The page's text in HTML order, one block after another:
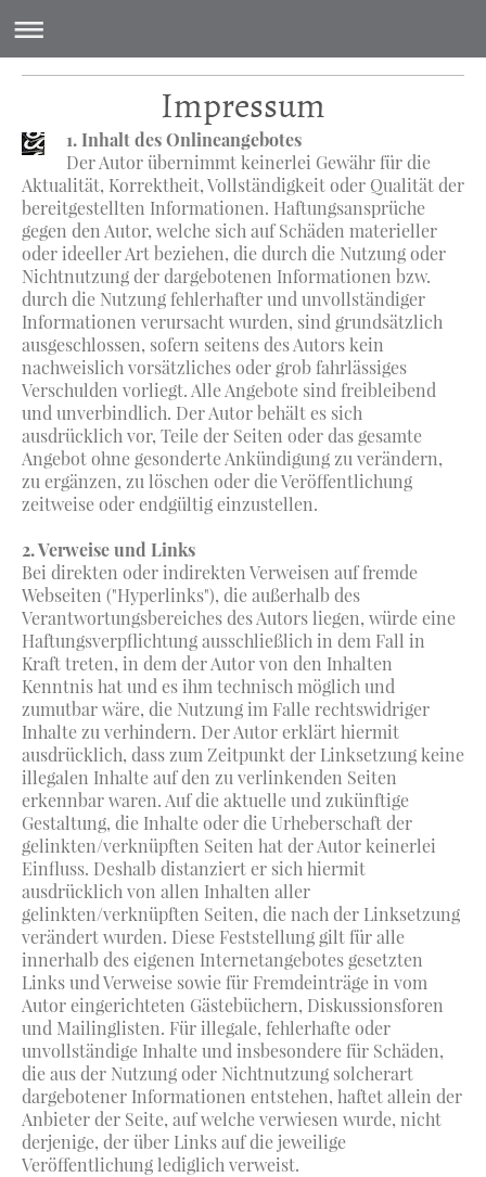
Impressum
1. Inhalt des Onlineangebotes
Der Autor übernimmt keinerlei Gewähr für die
Aktualität, Korrektheit, Vollständigkeit oder Qualität der
bereitgestellten Informationen. Haftungsansprüche
gegen den Autor, welche sich auf Schäden materieller
oder ideeller Art beziehen, die durch die Nutzung oder
Nichtnutzung der dargebotenen Informationen bzw.
durch die Nutzung fehlerhafter und unvollständiger
Informationen verursacht wurden, sind grundsätzlich
ausgeschlossen, sofern seitens des Autors kein
nachweislich vorsätzliches oder grob fahrlässiges
Verschulden vorliegt. Alle Angebote sind freibleibend
und unverbindlich. Der Autor behält es sich
ausdrücklich vor, Teile der Seiten oder das gesamte
Angebot ohne gesonderte Ankündigung zu verändern,
zu ergänzen, zu löschen oder die Veröffentlichung
zeitweise oder endgültig einzustellen.
2. Verweise und Links
Bei direkten oder indirekten Verweisen auf fremde
Webseiten ("Hyperlinks"), die außerhalb des
Verantwortungsbereiches des Autors liegen, würde eine
Haftungsverpflichtung ausschließlich in dem Fall in
Kraft treten, in dem der Autor von den Inhalten
Kenntnis hat und es ihm technisch möglich und
zumutbar wäre, die Nutzung im Falle rechtswidriger
Inhalte zu verhindern. Der Autor erklärt hiermit
ausdrücklich, dass zum Zeitpunkt der Linksetzung keine
illegalen Inhalte auf den zu verlinkenden Seiten
erkennbar waren. Auf die aktuelle und zukünftige
Gestaltung, die Inhalte oder die Urheberschaft der
gelinkten/verknüpften Seiten hat der Autor keinerlei
Einfluss. Deshalb distanziert er sich hiermit
ausdrücklich von allen Inhalten aller
gelinkten/verknüpften Seiten, die nach der Linksetzung
verändert wurden. Diese Feststellung gilt für alle
innerhalb des eigenen Internetangebotes gesetzten
Links und Verweise sowie für Fremdeinträge in vom
Autor eingerichteten Gästebüchern, Diskussionsforen
und Mailinglisten. Für illegale, fehlerhafte oder
unvollständige Inhalte und insbesondere für Schäden,
die aus der Nutzung oder Nichtnutzung solcherart
dargebotener Informationen entstehen, haftet allein der
Anbieter der Seite, auf welche verwiesen wurde, nicht
derjenige, der über Links auf die jeweilige
Veröffentlichung lediglich verweist.